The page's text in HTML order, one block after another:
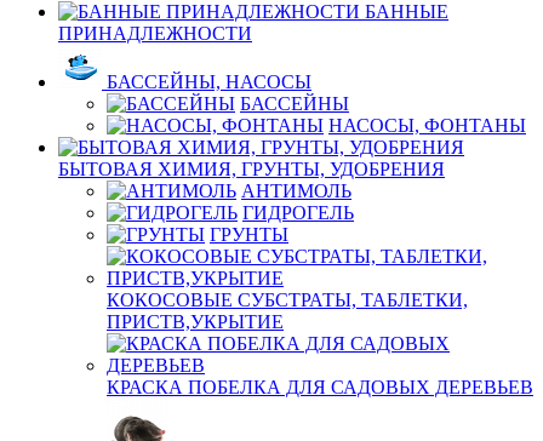
БАННЫЕ
ПРИНАДЛЕЖНОСТИ
БАССЕЙНЫ, НАСОСЫ
БАССЕЙНЫ
НАСОСЫ, ФОНТАНЫ
БЫТОВАЯ ХИМИЯ, ГРУНТЫ, УДОБРЕНИЯ
АНТИМОЛЬ
ГИДРОГЕЛЬ
ГРУНТЫ
КОКОСОВЫЕ СУБСТРАТЫ, ТАБЛЕТКИ,
ПРИСТВ,УКРЫТИЕ
КРАСКА ПОБЕЛКА ДЛЯ САДОВЫХ ДЕРЕВЬЕВ